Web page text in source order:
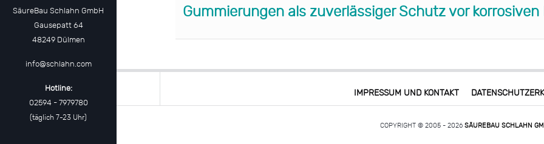
Gummierungen als zuverlässiger Schutz vor korrosiven
IMPRESSUM UND KONTAKT
COPYRIGHT © 2005 - 2026 SÄUREBAU SCHLAHN
SäureBau Schlahn GmbH
Gausepatt 64
48249 Dülmen
info@schlahn.com
Hotline:
02594 - 7979780
(täglich 7-23 Uhr)